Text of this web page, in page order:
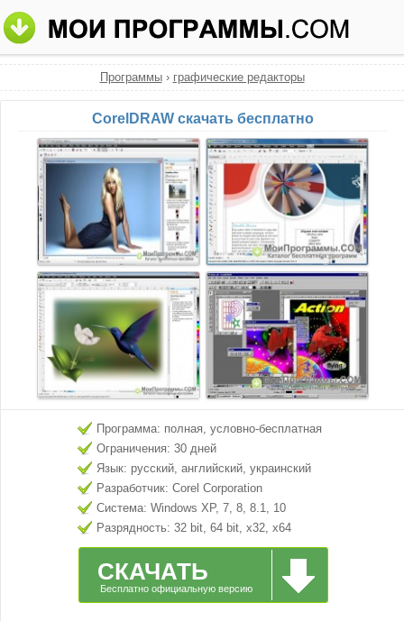
Программы› графические редакторы
CorelDRAW скачать бесплатно
Программа: полная, условно-бесплатная
Ограничения: 30 дней
Язык: русский, английский, украинский
Разработчик: Corel Corporation
Система: Windows XP, 7, 8, 8.1, 10
Разрядность: 32 bit, 64 bit, x32, x64
СКАЧАТЬ
Бесплатно официальную версию